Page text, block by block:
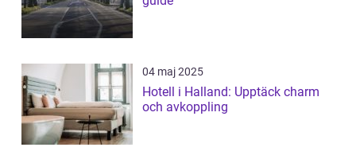
04 maj 2025
Hotell i Halland: Upptäck charm
och avkoppling